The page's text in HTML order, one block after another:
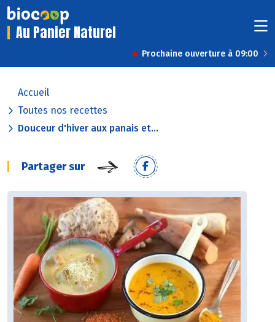
Au Panier Naturel
Prochaine ouverture à 09:00
Accueil
Toutes nos recettes
Douceur d'hiver aux panais et...
Partager sur